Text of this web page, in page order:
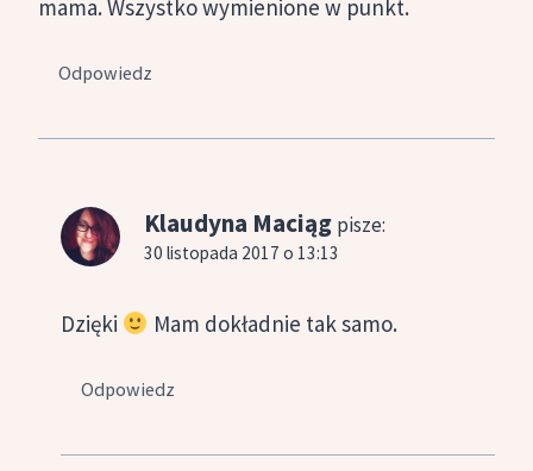
mama. Wszystko wymienione w punkt.
Odpowiedz
Klaudyna Maciąg pisze:
30 listopada 2017 o 13:13
Dzięki Mam dokładnie tak samo.
Odpowiedz